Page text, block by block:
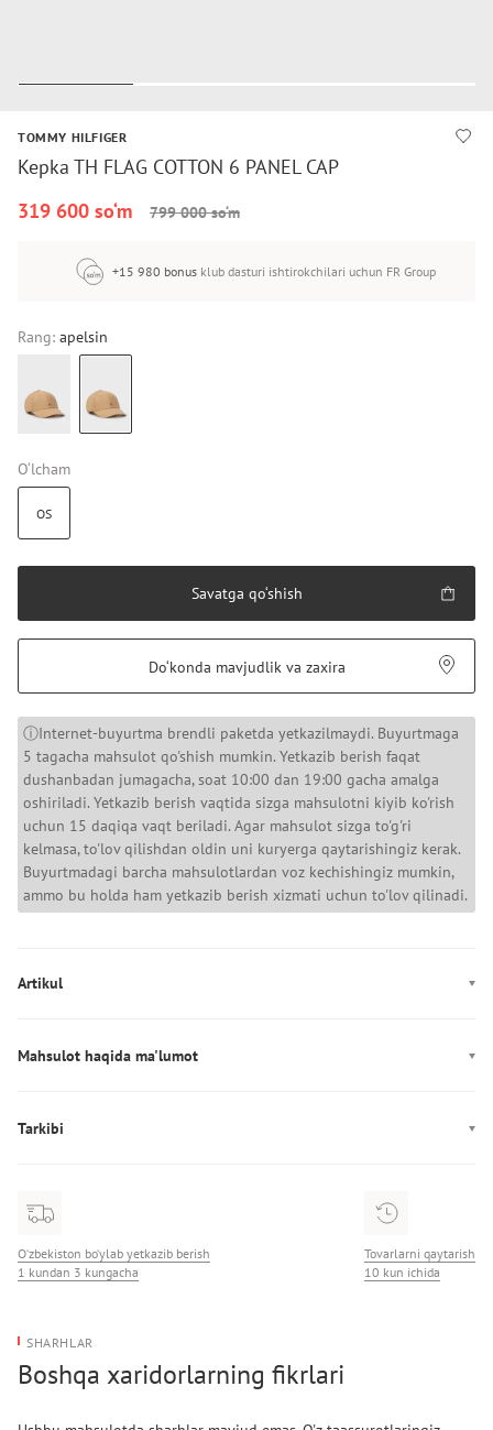
TOMMY HILFIGER
Kepka TH FLAG COTTON 6 PANEL CAP
319 600 so‘m
799 000 so‘m
+15 980 bonus klub dasturi ishtirokchilari uchun FR Group
Rang: apelsin
O‘lcham
OS
Savatga qo‘shish
Do‘konda mavjudlik va zaxira
ⓘInternet-buyurtma brendli paketda yetkazilmaydi. Buyurtmaga
5 tagacha mahsulot qo'shish mumkin. Yetkazib berish faqat
dushanbadan jumagacha, soat 10:00 dan 19:00 gacha amalga
oshiriladi. Yetkazib berish vaqtida sizga mahsulotni kiyib ko'rish
uchun 15 daqiqa vaqt beriladi. Agar mahsulot sizga to'g'ri
kelmasa, to'lov qilishdan oldin uni kuryerga qaytarishingiz kerak.
Buyurtmadagi barcha mahsulotlardan voz kechishingiz mumkin,
ammo bu holda ham yetkazib berish xizmati uchun to'lov qilinadi.
Artikul
Mahsulot haqida ma'lumot
Mahkamlagich: Qisqich
Diametr: sozlanadigan
Tarkibi
O‘zbekiston bo‘ylab yetkazib berish
1 kundan 3 kungacha
Tovarlarni qaytarish
10 kun ichida
SHARHLAR
Boshqa xaridorlarning fikrlari